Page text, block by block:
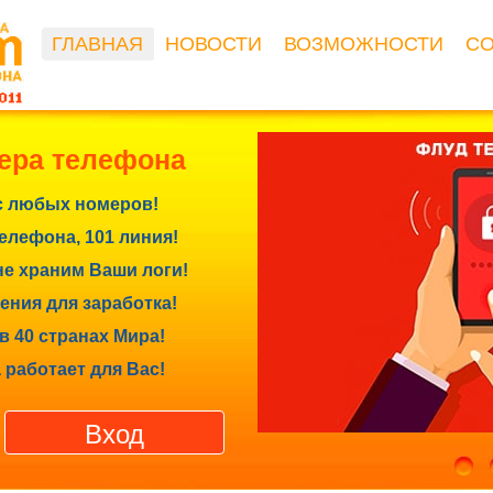
ГЛАВНАЯ НОВОСТИ ВОЗМОЖНОСТИ
телефона
любых номеров!
101 линия!
храним Ваши логи!
для заработка!
40 странах Мира!
для Вас!